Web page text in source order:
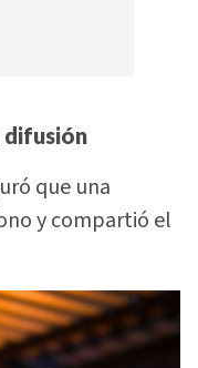
difusión
que una
y compartió el